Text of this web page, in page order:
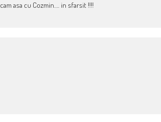
asa cu Cozmin…. in sfarsit !!!!